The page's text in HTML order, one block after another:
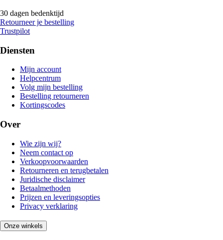
30 dagen bedenktijd
Retourneer je bestelling
Trustpilot
Diensten
Mijn account
Helpcentrum
Volg mijn bestelling
Bestelling retourneren
Kortingscodes
Over
Wie zijn wij?
Neem contact op
Verkoopvoorwaarden
Retourneren en terugbetalen
Juridische disclaimer
Betaalmethoden
Prijzen en leveringsopties
Privacy verklaring
Onze winkels